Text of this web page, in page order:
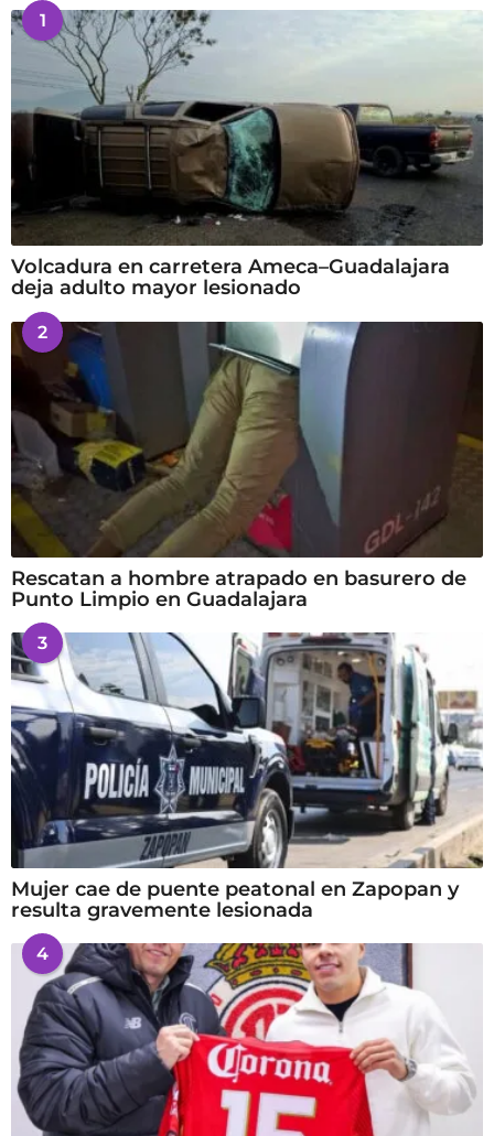
1
Volcadura en carretera Ameca–Guadalajara
deja adulto mayor lesionado
2
Rescatan a hombre atrapado en basurero de
Punto Limpio en Guadalajara
3
Mujer cae de puente peatonal en Zapopan y
resulta gravemente lesionada
4